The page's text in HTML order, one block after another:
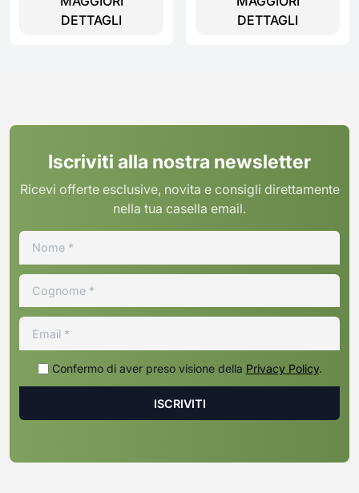
DETTAGLI
DETTAGLI
Iscriviti alla nostra newsletter
Ricevi offerte esclusive, novita e consigli direttamente
nella tua casella email.
Confermo di aver preso visione della Privacy Policy.